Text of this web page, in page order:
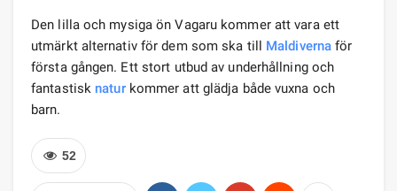
Den lilla och mysiga ön Vagaru kommer att vara ett
utmärkt alternativ för dem som ska till Maldiverna för
första gången. Ett stort utbud av underhållning och
fantastisk naturkommer att glädja både vuxna och
barn.
52